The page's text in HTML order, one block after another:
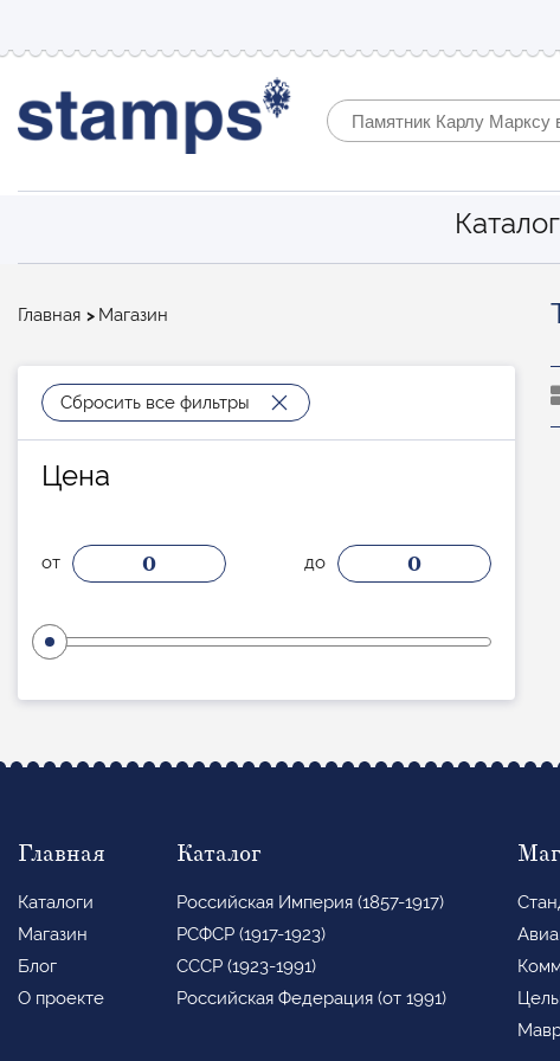
Строка
Главная Магазин
Сбросить все фильтры
Цена
от 0 до 0
Главная
Каталоги
Магазин
Блог
О проекте
Каталог
Российская Империя (1857-1917)
РСФСР (1917-1923)
СССР (1923-1991)
Российская Федерация (от 1991)